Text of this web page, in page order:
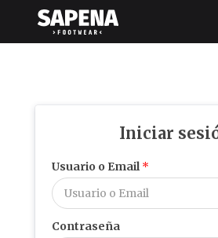
Iniciar
Usuario o Email *
Contraseña